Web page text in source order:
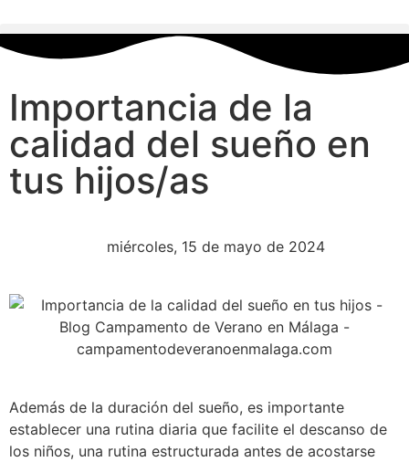
Importancia de la
calidad del sueño en
tus hijos/as
miércoles, 15 de mayo de 2024
Además de la duración del sueño, es importante
establecer una rutina diaria que facilite el descanso de
los niños, una rutina estructurada antes de acostarse